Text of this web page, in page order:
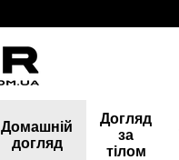
Домашній
догляд
Догляд
за
тілом